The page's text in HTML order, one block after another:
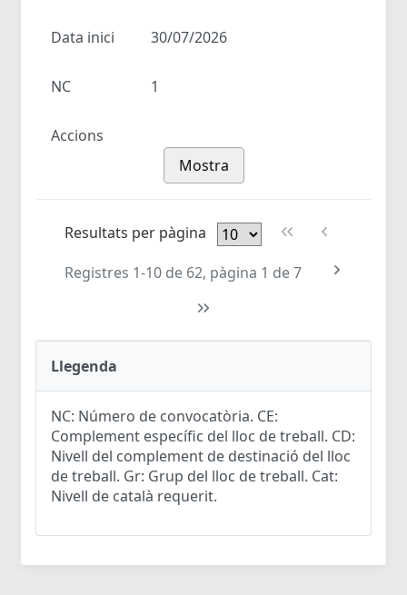
Data inici 30/07/2026
NC 1
Accions
Mostra
Resultats per pàgina
Registres 1-10 de 62, pàgina 1 de 7
Llegenda
NC: Número de convocatòria. CE:
Complement específic del lloc de treball. CD:
Nivell del complement de destinació del lloc
de treball. Gr: Grup del lloc de treball. Cat:
Nivell de català requerit.